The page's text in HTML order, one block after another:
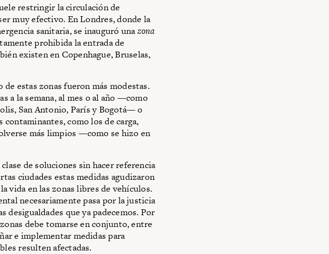
restringir la circulación de
muy efectivo. En Londres, donde la
sanitaria, se inauguró unazona
prohibida la entrada de
existen en Copenhague, Bruselas,
estas zonas fueron más modestas.
a la semana, al mes o al año —como
San Antonio, París y Bogotá— o
como los de carga,
más limpios —como se hizo en
de soluciones sin hacer referencia
ciudades estas medidas agudizaron
vida en las zonas libres de vehículos.
necesariamente pasa por la justicia
desigualdades que ya padecemos. Por
debe tomarse en conjunto, entre
e implementar medidas para
resulten afectadas.